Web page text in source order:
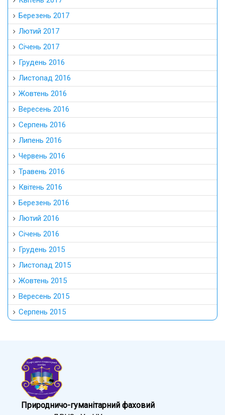
Березень 2017
Лютий 2017
Січень 2017
Грудень 2016
Листопад 2016
Жовтень 2016
Вересень 2016
Серпень 2016
Липень 2016
Червень 2016
Травень 2016
Квітень 2016
Березень 2016
Лютий 2016
Січень 2016
Грудень 2015
Листопад 2015
Жовтень 2015
Вересень 2015
Серпень 2015
Природничо-гуманітарний фаховий